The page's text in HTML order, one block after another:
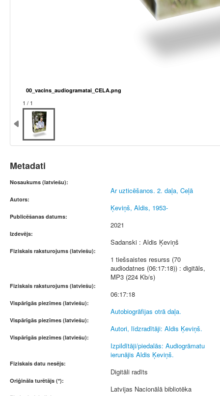
00_vacins_audiogramatai_CELA.png
1 / 1
Metadati
Nosaukums (latviešu):
Ar uzticēšanos. 2. daļa, Ceļā
Autors:
Ķeviņš, Aldis, 1953-
Publicēšanas datums:
2021
Izdevējs:
Sadanski : Aldis Ķeviņš
Fiziskais raksturojums (latviešu):
1 tiešsaistes resurss (70
audiodatnes (06:17:18)) : digitāls,
MP3 (224 Kb/s)
Fiziskais raksturojums (latviešu):
06:17:18
Vispārīgās piezīmes (latviešu):
Autobiogrāfijas otrā daļa.
Vispārīgās piezīmes (latviešu):
Autori, līdzradītāji: Aldis Ķeviņš.
Vispārīgās piezīmes (latviešu):
Izpildītāji/piedalās: Audiogrāmatu
ierunājis Aldis Ķeviņš.
Fiziskais datu nesējs:
Digitāli radīts
Oriģināla turētājs (*):
Latvijas Nacionālā bibliotēka